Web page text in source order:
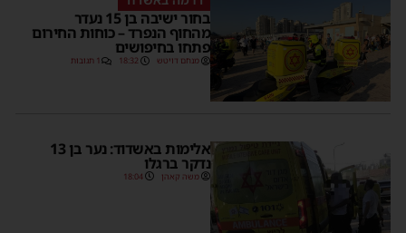
בחור ישיבה בן 15 נעדר
מהחוף הנפרד – כוחות החירום
פתחו בחיפושים
מנחם דויטש 18:32 1 תגובות
אלימות באשדוד: נער בן 13
נדקר ברגלו
משה קאהן 18:04